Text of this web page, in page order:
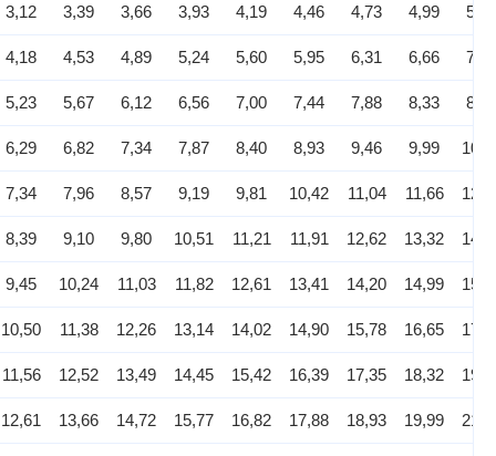
3,12 3,39 3,66 3,93 4,19 4,46 4,73 4,99 5,26
4,18 4,53 4,89 5,24 5,60 5,95 6,31 6,66 7,01
5,23 5,67 6,12 6,56 7,00 7,44 7,88 8,33 8,77
6,29 6,82 7,34 7,87 8,40 8,93 9,46 9,99
7,34 7,96 8,57 9,19 9,81 10,42 11,04 11,66
8,39 9,10 9,80 10,51 11,21 11,91 12,62 13,32
9,45 10,24 11,03 11,82 12,61 13,41 14,20 14,99
10,50 11,38 12,26 13,14 14,02 14,90 15,78 16,65
11,56 12,52 13,49 14,45 15,42 16,39 17,35 18,32
12,61 13,66 14,72 15,77 16,82 17,88 18,93 19,99